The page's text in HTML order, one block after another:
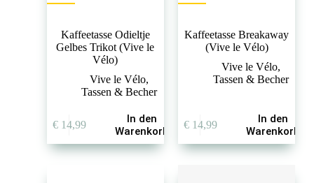
Kaffeetasse Odieltje
Gelbes Trikot (Vive le
Vélo)
Vive le Vélo,
Tassen & Becher
€14,99
In den
Warenkorb
Kaffeetasse Breakaway
(Vive le Vélo)
Vive le Vélo,
Tassen & Becher
€14,99
In den
Warenkorb